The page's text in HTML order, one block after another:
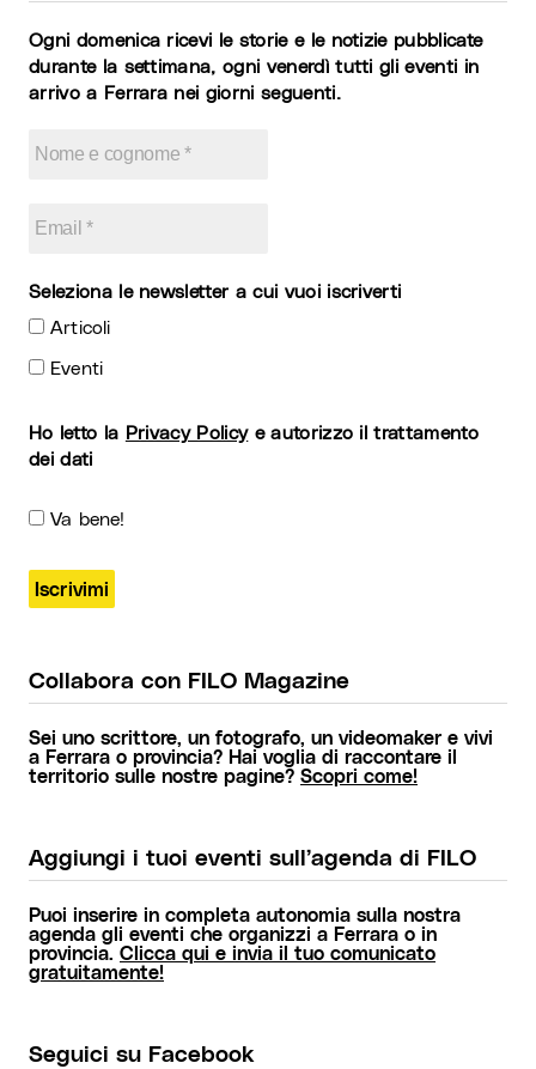
Ogni domenica ricevi le storie e le notizie pubblicate
durante la settimana, ogni venerdì tutti gli eventi in
arrivo a Ferrara nei giorni seguenti.
Seleziona le newsletter a cui vuoi iscriverti
Articoli
Eventi
Ho letto la Privacy Policye autorizzo il trattamento
dei dati
Va bene!
Collabora con FILO Magazine
Sei uno scrittore, un fotografo, un videomaker e vivi
a Ferrara o provincia? Hai voglia di raccontare il
territorio sulle nostre pagine? Scopri come!
Aggiungi i tuoi eventi sull’agenda di FILO
Puoi inserire in completa autonomia sulla nostra
agenda gli eventi che organizzi a Ferrara o in
provincia. Clicca qui e invia il tuo comunicato
gratuitamente!
Seguici su Facebook